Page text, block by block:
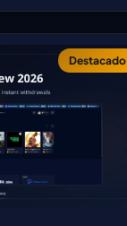
Destacado